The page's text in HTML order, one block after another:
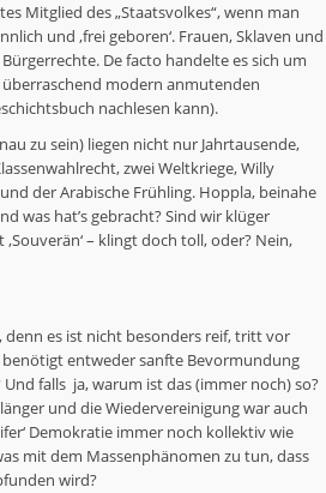
Mitglied des „Staatsvolkes“, wenn man
und ‚frei geboren‘. Frauen, Sklaven und
De facto handelte es sich um
modern anmutenden
nachlesen kann).
zu sein) liegen nicht nur Jahrtausende,
zwei Weltkriege, Willy
der Arabische Frühling. Hoppla, beinahe
was hat’s gebracht? Sind wir klüger
– klingt doch toll, oder? Nein,
es ist nicht besonders reif, tritt vor
entweder sanfte Bevormundung
falls ja, warum ist das (immer noch) so?
und die Wiedervereinigung war auch
Demokratie immer noch kollektiv wie
mit dem Massenphänomen zu tun, dass
wird?